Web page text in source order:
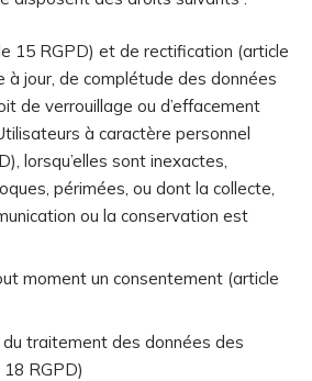
15 RGPD) et de rectification (article
à jour, de complétude des données
de verrouillage ou d’effacement
à caractère personnel
lorsqu’elles sont inexactes,
périmées, ou dont la collecte,
ou la conservation est
moment un consentement (article
traitement des données des
RGPD)